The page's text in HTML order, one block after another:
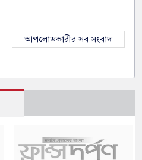
আপলোডকারীর সব সংবাদ